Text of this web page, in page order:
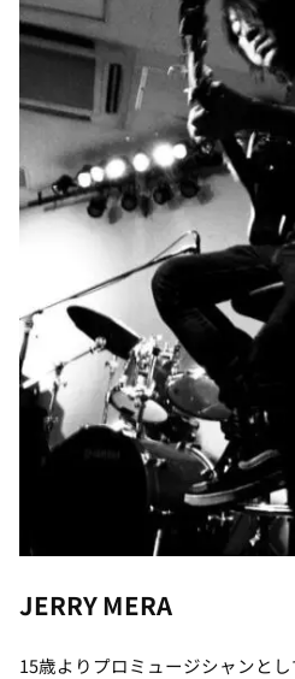
JERRY MERA
15歳よりプロミュージシャンと